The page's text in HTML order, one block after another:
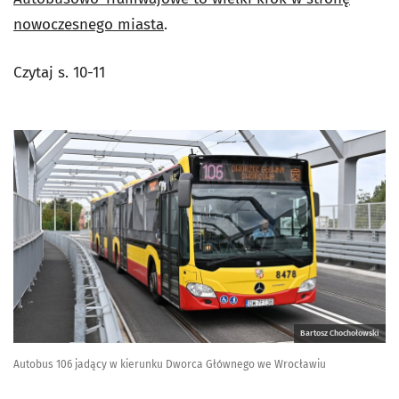
nowoczesnego miasta.
Czytaj s. 10-11
Bartosz Chochołowski
Autobus 106 jadący w kierunku Dworca Głównego we Wrocławiu